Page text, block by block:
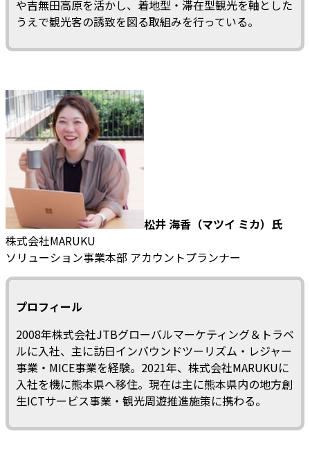
や吉無田高原を活かし、着地型・滞在型観光を軸とした
うえで観光客の誘致を図る取組みを行っている。
松井 海香（マツイ ミカ）氏
株式会社MARUKU
ソリューション事業本部 アカウントプランナー
プロフィール
2008年株式会社JTBグローバルマーケティング＆トラベ
ルに入社、主に訪日インバウンドツーリズム・レジャー
事業・MICE事業を経験。2021年、株式会社MARUKUに
入社を機に熊本県へ移住。現在は主に熊本県内の地方創
生ICTサービス事業・観光周遊推進施策に携わる。